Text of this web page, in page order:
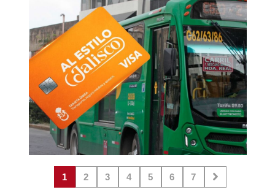
1 2 3 4 5 6 7